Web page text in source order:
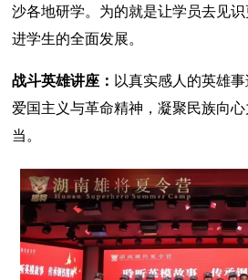
沙各地研学。为的就是让学员去见
进学生的全面发展。
战斗英雄讲座： 以真实感人的英雄
爱国主义与革命精神，凝聚民族向
当。